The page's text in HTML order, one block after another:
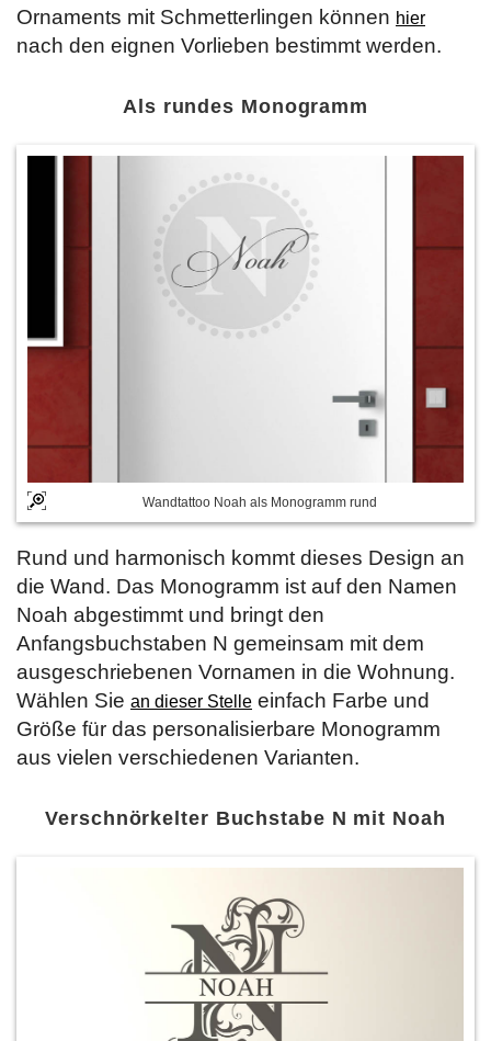
Ornaments mit Schmetterlingen können hier
nach den eignen Vorlieben bestimmt werden.
Als rundes Monogramm
Wandtattoo Noah als Monogramm rund
Rund und harmonisch kommt dieses Design an
die Wand. Das Monogramm ist auf den Namen
Noah abgestimmt und bringt den
Anfangsbuchstaben N gemeinsam mit dem
ausgeschriebenen Vornamen in die Wohnung.
Wählen Sie an dieser Stelle einfach Farbe und
Größe für das personalisierbare Monogramm
aus vielen verschiedenen Varianten.
Verschnörkelter Buchstabe N mit Noah